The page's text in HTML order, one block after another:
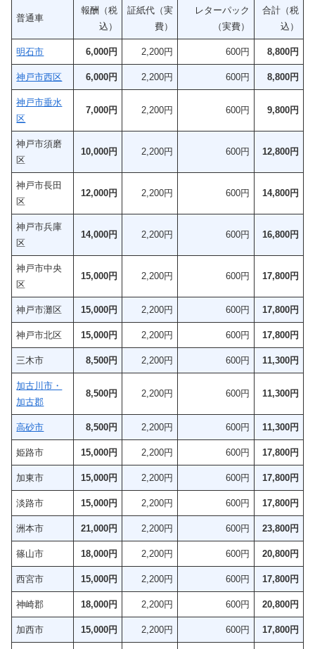
普通車
報酬（税
込）
証紙代（実
費）
レターパック
（実費）
合計（税
込）
明石市 6,000円 2,200円 600円 8,800円
神戸市西区 6,000円 2,200円 600円 8,800円
神戸市垂水
区
7,000円 2,200円 600円 9,800円
神戸市須磨
区
10,000円 2,200円 600円 12,800円
神戸市長田
区
12,000円 2,200円 600円 14,800円
神戸市兵庫
区
14,000円 2,200円 600円 16,800円
神戸市中央
区
15,000円 2,200円 600円 17,800円
神戸市灘区 15,000円 2,200円 600円 17,800円
神戸市北区 15,000円 2,200円 600円 17,800円
三木市 8,500円 2,200円 600円 11,300円
加古川市・
加古郡
8,500円 2,200円 600円 11,300円
高砂市 8,500円 2,200円 600円 11,300円
姫路市 15,000円 2,200円 600円 17,800円
加東市 15,000円 2,200円 600円 17,800円
淡路市 15,000円 2,200円 600円 17,800円
洲本市 21,000円 2,200円 600円 23,800円
篠山市 18,000円 2,200円 600円 20,800円
西宮市 15,000円 2,200円 600円 17,800円
神崎郡 18,000円 2,200円 600円 20,800円
加西市 15,000円 2,200円 600円 17,800円